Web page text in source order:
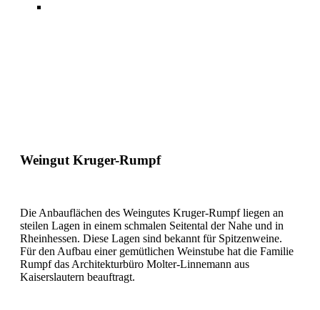
Weingut Kruger-Rumpf
Die Anbauflächen des Weingutes Kruger-Rumpf liegen an
steilen Lagen in einem schmalen Seitental der Nahe und in
Rheinhessen. Diese Lagen sind bekannt für Spitzenweine.
Für den Aufbau einer gemütlichen Weinstube hat die Familie
Rumpf das Architekturbüro Molter-Linnemann aus
Kaiserslautern beauftragt.